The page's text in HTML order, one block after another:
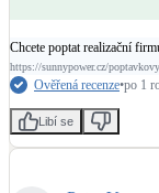
Chcete poptat realizační
https://sunnypower.cz/
Ověřená recenze•po 1
Libí se